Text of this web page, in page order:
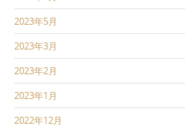
2023年5月
2023年3月
2023年2月
2023年1月
2022年12月